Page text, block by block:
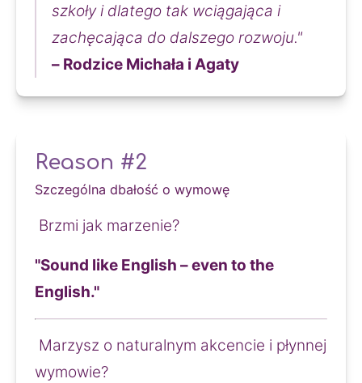
szkoły i dlatego tak wciągająca i
zachęcająca do dalszego rozwoju."
– Rodzice Michała i Agaty
Reason #2
Szczególna dbałość o wymowę
Brzmi jak marzenie?
"Sound like English – even to the
English."
wymowie?